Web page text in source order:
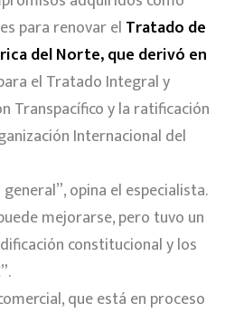
para renovar el Tratado de
del Norte, que derivó en
el Tratado Integral y
Transpacífico y la ratificación
Internacional del
opina el especialista.
mejorarse, pero tuvo un
constitucional y los
que está en proceso